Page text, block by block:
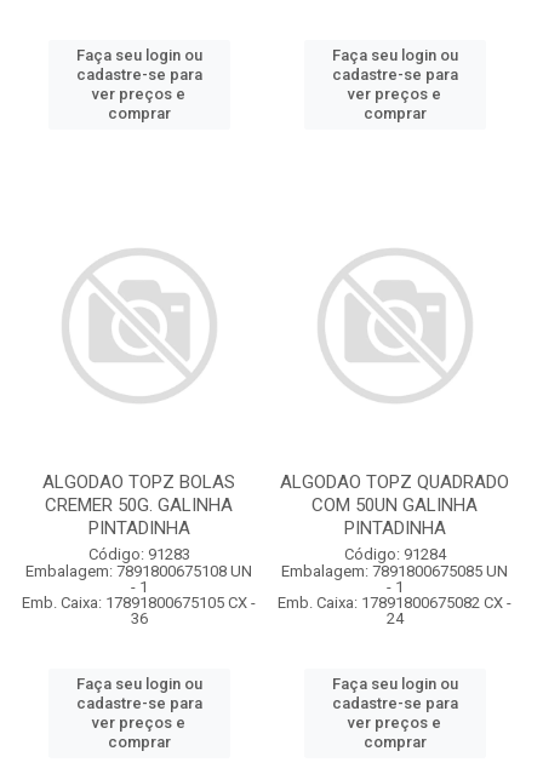
Faça seu login ou
cadastre-se para
ver preços e
comprar
Faça seu login ou
cadastre-se para
ver preços e
comprar
ALGODAO TOPZ BOLAS
CREMER 50G. GALINHA
PINTADINHA
Código: 91283
Embalagem: 7891800675108 UN
- 1
Emb. Caixa: 17891800675105 CX -
36
Faça seu login ou
cadastre-se para
ver preços e
comprar
ALGODAO TOPZ QUADRADO
COM 50UN GALINHA
PINTADINHA
Código: 91284
Embalagem: 7891800675085 UN
- 1
Emb. Caixa: 17891800675082 CX -
24
Faça seu login ou
cadastre-se para
ver preços e
comprar